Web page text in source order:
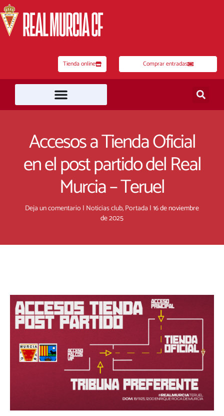
al
contenido
Tienda online Comprar entradas
Accesos a Tienda Oficial
en el post partido del Real
Murcia – Teruel
Deja un comentario | Noticias club,Portada |16 de noviembre
de 2025